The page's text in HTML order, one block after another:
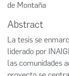
de Montaña
Abstract
La tesis se
liderado por
las comunidades